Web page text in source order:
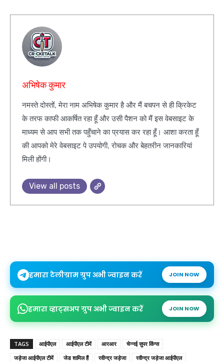
अभिषेक कुमार
नमस्ते दोस्तों, मेरा नाम अभिषेक कुमार है और मैं बचपन से ही क्रिकेट
के तरफ काफी आकर्षित रहा हूँ और उसी पैशन को मैं इस वेबसाइट के
माध्यम से आप सभी तक पहुँचाने का प्रयास कर रहा हूँ। आशा करता हूँ
की आपको मेरे वेबसाइट पे उपयोगी, रोचक और बेहतरीन जानकारियां
मिली होंगी।
View all posts
हमारा टेलीग्राम ग्रुप अभी ज्वाइन करें JOIN NOW
हमारा व्हाट्सअप ग्रुप अभी ज्वाइन करें JOIN NOW
TAGS आईपीएल आईपीएल टीमें आरआर
चेन्नई सुपर किंग्स
जड़ेजा आईपीएल टीमें
जेड शामिल हैं रवीन्द्र जड़ेजा
रवीन्द्र जड़ेजा आईपीएल